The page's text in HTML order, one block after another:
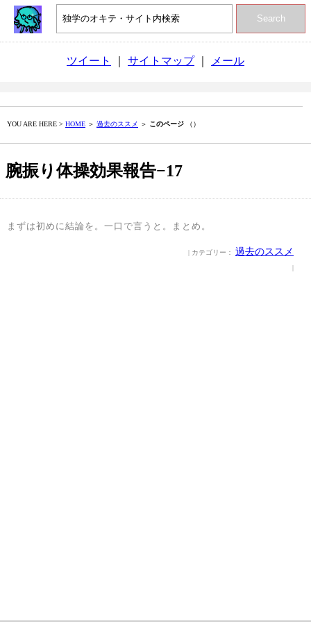
Search
ツイート サイトマップ｜ メール
YOU ARE HERE > HOME ＞ 過去のススメ ＞ このページ （）
腕振り体操効果報告−17
まずは初めに結論を。一口で言うと。まとめ。
| カテゴリー： 過去のススメ
|